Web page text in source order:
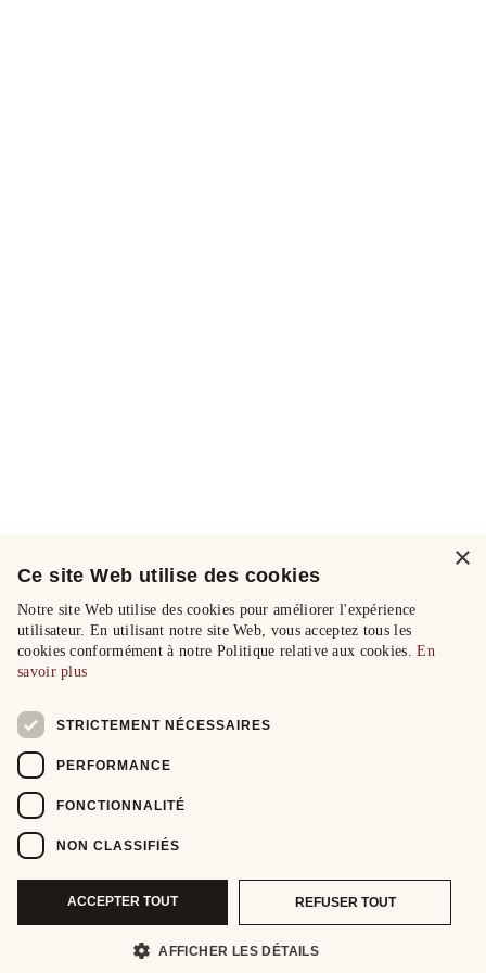
×
Ce site Web utilise des cookies
Notre site Web utilise des cookies pour améliorer l'expérience
utilisateur. En utilisant notre site Web, vous acceptez tous les
cookies conformément à notre Politique relative aux cookies.En
savoir plus
STRICTEMENT NÉCESSAIRES
PERFORMANCE
FONCTIONNALITÉ
NON CLASSIFIÉS
ACCEPTER TOUT REFUSER TOUT
AFFICHER LES DÉTAILS